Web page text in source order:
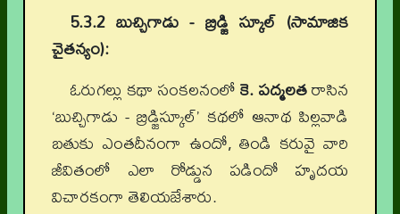
5.3.2 బుచ్చిగాడు - బ్రిడ్జి స్కూల్ (సామాజిక
చైతన్యం):
ఓరుగల్లు కథా సంకలనంలోకె. పద్మలతరాసిన
‘బుచ్చిగాడు - బ్రిడ్జిస్కూల్’ కథలో ఆనాథ పిల్లవాడి
బతుకు ఎంతదీనంగా ఉందో, తిండి కరువై వారి
జీవితంలో ఎలా రోడ్డున పడిందో హృదయ
విచారకంగా తెలియజేశారు.